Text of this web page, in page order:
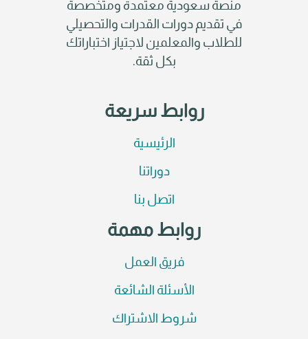
منصة سعودية معتمدة ومتخصصة
في تقديم دورات القدرات والتحصيلي
للطلاب والمعلمين لاجتياز اختباراتك
بكل ثقة.
روابط سريعة
الرئيسية
دوراتنا
اتصل بنا
روابط مهمة
فريق العمل
الأسئلة الشائعة
شروط الاشتراك